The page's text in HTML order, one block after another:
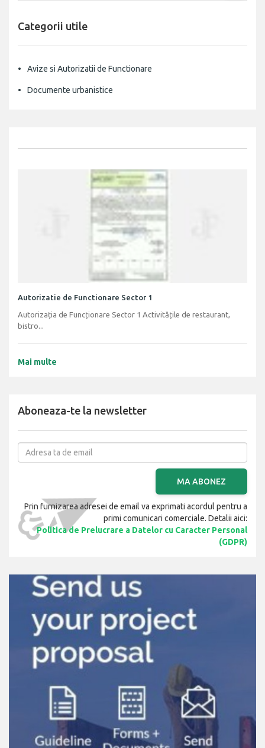
Categorii utile
Avize si Autorizatii de Functionare
Documente urbanistice
Autorizatie de Functionare Sector 1
Autorizația de Funcționare Sector 1 Activitățile de restaurant,
bistro...
Mai multe
Aboneaza-te la newsletter
MA ABONEZ
Prin furnizarea adresei de email va exprimati acordul pentru a
primi comunicari comerciale. Detalii aici:
Politica de Prelucrare a Datelor cu Caracter Personal
(GDPR)